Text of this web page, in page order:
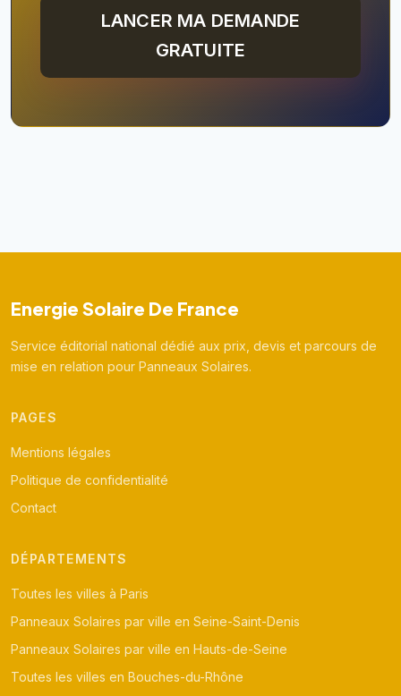
LANCER MA DEMANDE
GRATUITE
Energie Solaire De France
Service éditorial national dédié aux prix, devis et parcours de
mise en relation pour Panneaux Solaires.
PAGES
Mentions légales
Politique de confidentialité
Contact
DÉPARTEMENTS
Toutes les villes à Paris
Panneaux Solaires par ville en Seine-Saint-Denis
Panneaux Solaires par ville en Hauts-de-Seine
Toutes les villes en Bouches-du-Rhône